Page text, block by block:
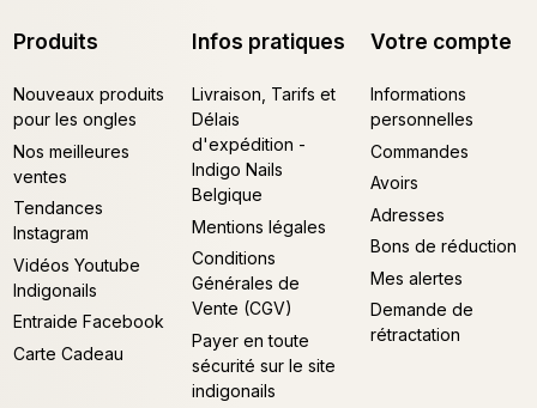
Produits
Nouveaux produits
pour les ongles
Nos meilleures
ventes
Tendances
Instagram
Vidéos Youtube
Indigonails
Entraide Facebook
Carte Cadeau
Infos pratiques
Livraison, Tarifs et
Délais
d'expédition -
Indigo Nails
Belgique
Mentions légales
Conditions
Générales de
Vente (CGV)
Payer en toute
sécurité sur le site
indigonails
Votre compte
Informations
personnelles
Commandes
Avoirs
Adresses
Bons de réduction
Mes alertes
Demande de
rétractation